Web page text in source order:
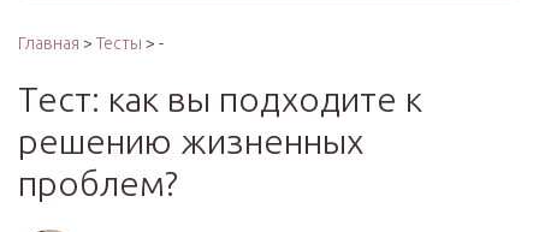
Главная > Тесты > -
Тест: как вы подходите к
решению жизненных
проблем?